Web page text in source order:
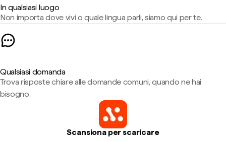
In qualsiasi luogo
Non importa dove vivi o quale lingua parli, siamo qui per te.
Qualsiasi domanda
Trova risposte chiare alle domande comuni, quando ne hai
bisogno.
Scansiona per scaricare